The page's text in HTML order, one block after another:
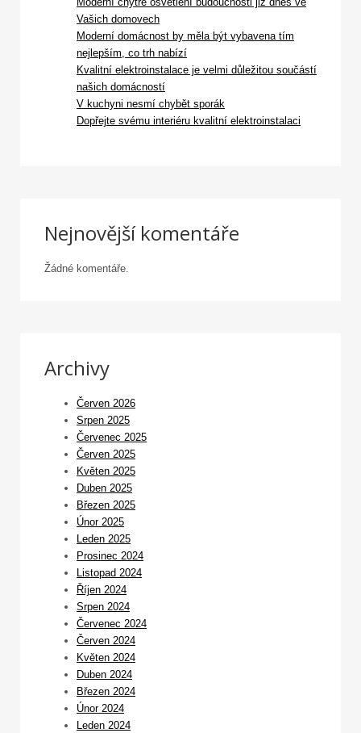
Vašich domovech
Moderní domácnost by měla být vybavena tím
nejlepším, co trh nabízí
Kvalitní elektroinstalace je velmi důležitou součástí
našich domácností
V kuchyni nesmí chybět sporák
Dopřejte svému interiéru kvalitní elektroinstalaci
Nejnovější komentáře
Žádné komentáře.
Archivy
Červen 2026
Srpen 2025
Červenec 2025
Červen 2025
Květen 2025
Duben 2025
Březen 2025
Únor 2025
Leden 2025
Prosinec 2024
Listopad 2024
Říjen 2024
Srpen 2024
Červenec 2024
Červen 2024
Květen 2024
Duben 2024
Březen 2024
Únor 2024
Leden 2024